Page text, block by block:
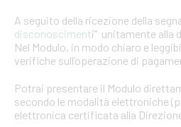
A seguito della ricezione della
disconoscimenti” unitamente alla
Nel Modulo, in modo chiaro e
verifiche sull’operazione di
Potrai presentare il Modulo
secondo le modalità elettroniche
elettronica certificata alla